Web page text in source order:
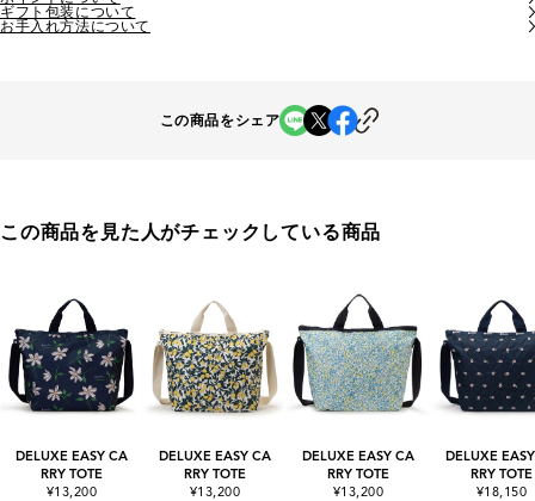
ギフト包装について
お手入れ方法について
この商品をシェア
この商品を見た人がチェックしている商品
DELUXE EASY CA
RRY TOTE
¥13,200
DELUXE EASY CA
RRY TOTE
¥13,200
DELUXE EASY CA
RRY TOTE
¥13,200
DELUXE
RRY TOTE
¥18,150